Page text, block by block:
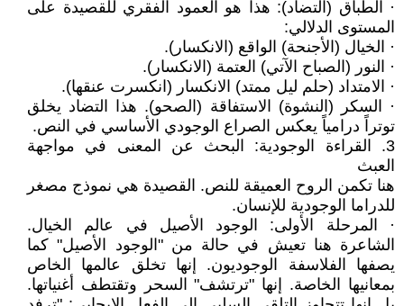
· الطباق (التضاد): هذا هو العمود الفقري للقصيدة على
المستوى الدلالي:
· الخيال (الأجنحة) الواقع (الانكسار).
· النور (الصباح الآتي) العتمة (الانكسار).
· الامتداد (حلم ليل ممتد) الانكسار (انكسرت عنقها).
· السكر (النشوة) الاستفاقة (الصحو). هذا التضاد يخلق
توتراً درامياً يعكس الصراع الوجودي الأساسي في النص.
3. القراءة الوجودية: البحث عن المعنى في مواجهة
العبث
هنا تكمن الروح العميقة للنص. القصيدة هي نموذج مصغر
للدراما الوجودية للإنسان.
· المرحلة الأولى: الوجود الأصيل في عالم الخيال.
الشاعرة هنا تعيش في حالة من "الوجود الأصيل" كما
يصفها الفلاسفة الوجوديون. إنها تخلق عالمها الخاص
بمعانيها الخاصة. إنها "ترتشف" السحر وتقتطف أغنياتها.